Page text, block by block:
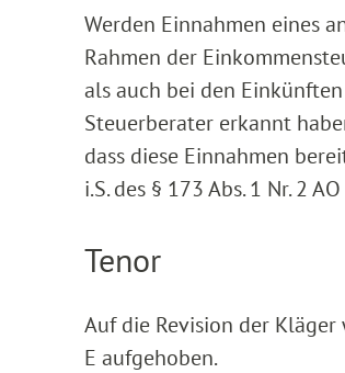
Werden Einnahmen eines
Rahmen der
als auch bei den
Steuerberater erkannt
dass diese Einnahmen
i.S. des § 173 Abs. 1 Nr. 2
Tenor
Auf die Revision der
E aufgehoben.